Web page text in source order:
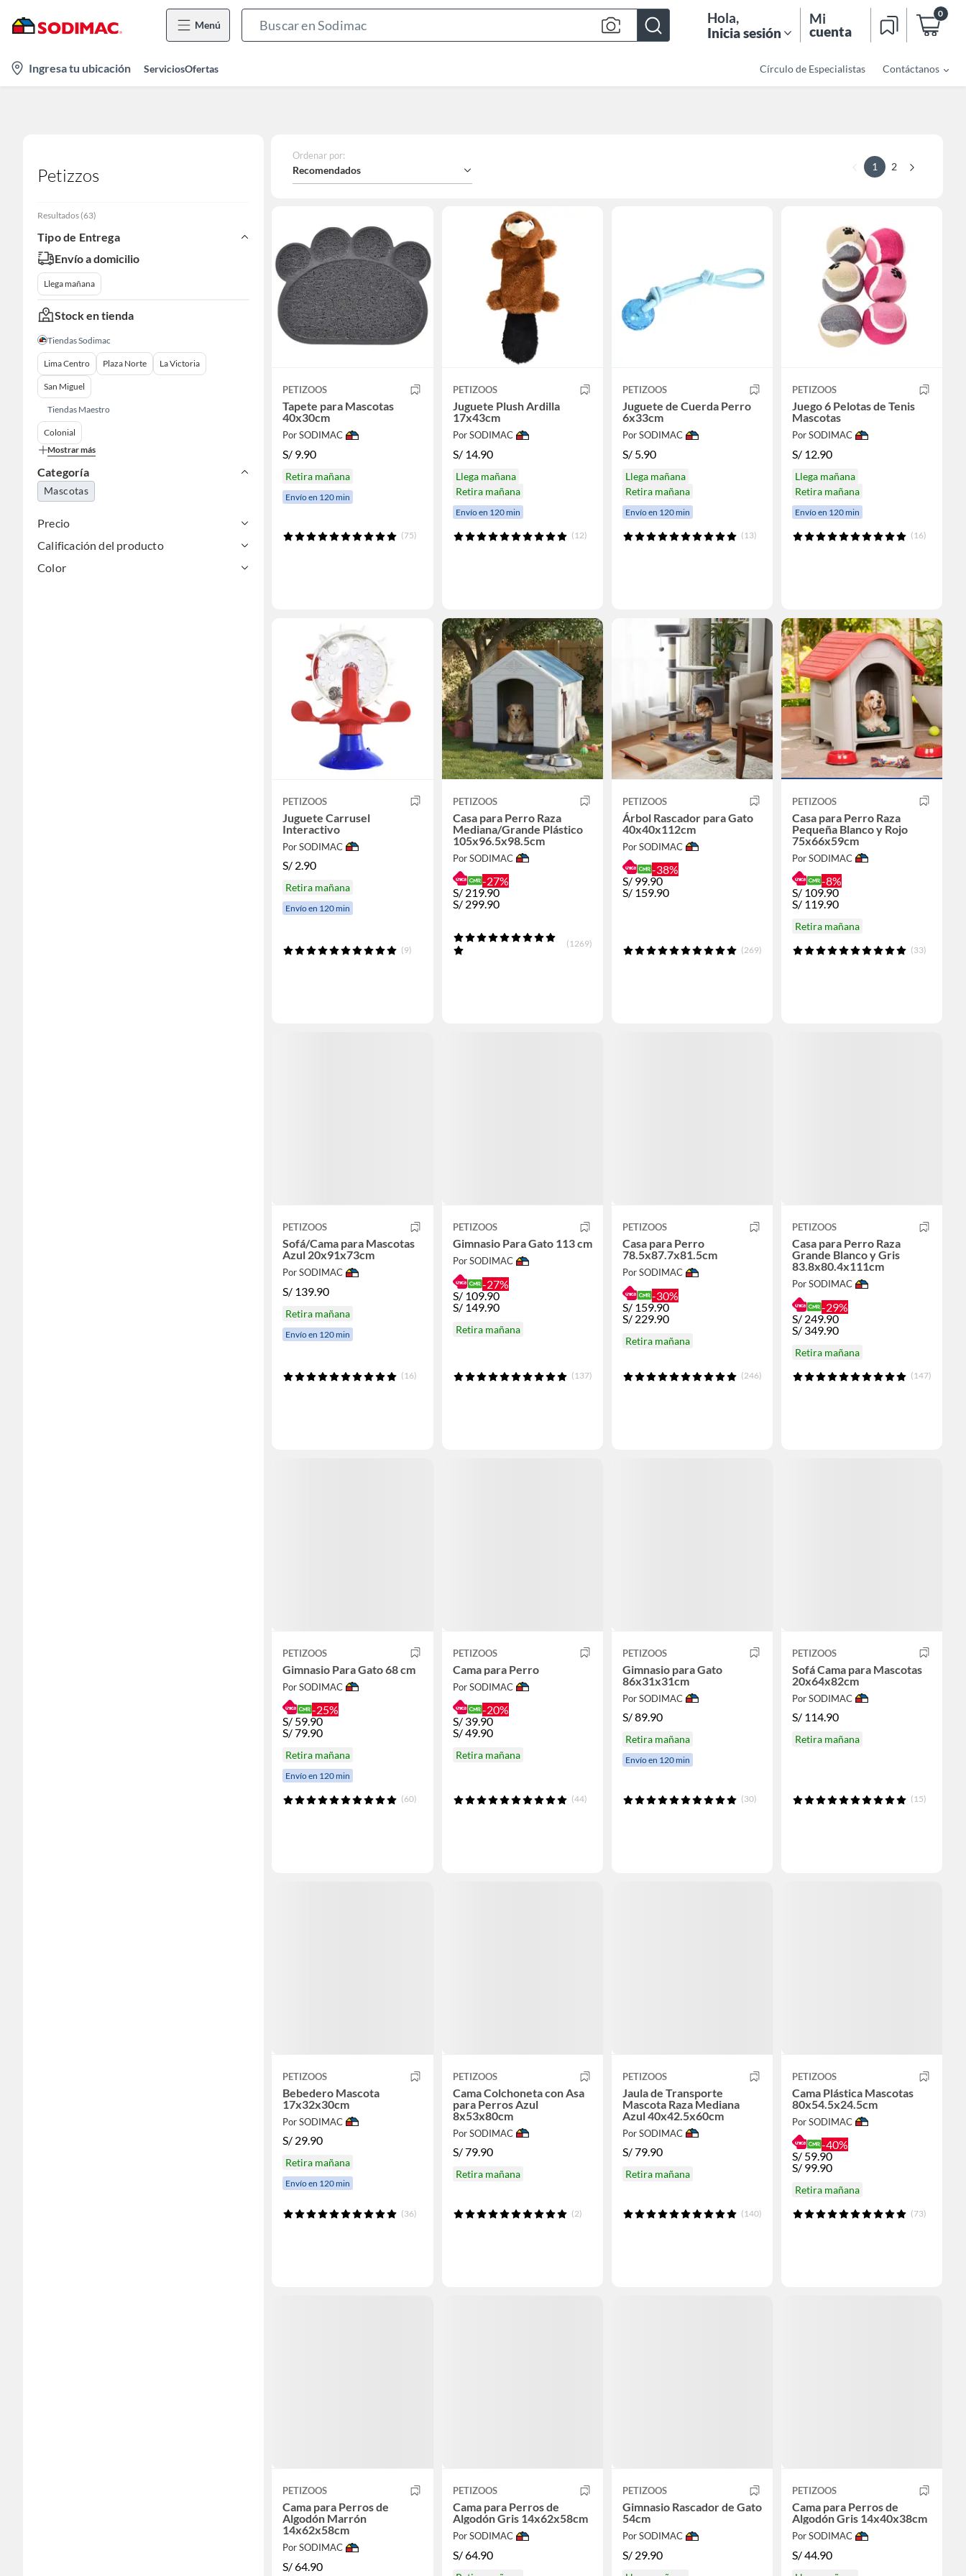
Menú
Bar
Hola,
Inicia sesión
Mi
cuenta
0
location-
icon
Ingresa tu ubicación ServiciosOfertas Círculo de Especialistas Contáctanos
Petizzos
Resultados (63)
Tipo de Entrega
Envío a domicilio
Llega mañana
Stock en tienda
Tiendas Sodimac
Lima Centro Plaza Norte La Victoria
San Miguel
Tiendas Maestro
Colonial
Mostrar más
Categoría
Mascotas
Precio
Calificación del producto
Color
Ordenar por:
Recomendados 1 2
PETIZOOS
Tapete para Mascotas
40x30cm
Por SODIMAC
S/ 9.90
Retira mañana
Envío en 120 min
(75)
PETIZOOS
Juguete Plush Ardilla
17x43cm
Por SODIMAC
S/ 14.90
Llega mañana
Retira mañana
Envío en 120 min
(12)
PETIZOOS
Juguete de Cuerda Perro
6x33cm
Por SODIMAC
S/ 5.90
Llega mañana
Retira mañana
Envío en 120 min
(13)
PETIZOOS
Juego 6 Pelotas de Tenis
Mascotas
Por SODIMAC
S/ 12.90
Llega mañana
Retira mañana
Envío en 120 min
(16)
PETIZOOS
Juguete Carrusel
Interactivo
Por SODIMAC
S/ 2.90
Retira mañana
Envío en 120 min
(9)
PETIZOOS
Casa para Perro Raza
Mediana/Grande Plástico
105x96.5x98.5cm
Por SODIMAC
-27%
S/ 219.90
S/ 299.90
(1269)
PETIZOOS
Árbol Rascador para Gato
40x40x112cm
Por SODIMAC
-38%
S/ 99.90
S/ 159.90
(269)
PETIZOOS
Casa para Perro Raza
Pequeña Blanco y Rojo
75x66x59cm
Por SODIMAC
-8%
S/ 109.90
S/ 119.90
Retira mañana
(33)
PETIZOOS
Sofá/Cama para Mascotas
Azul 20x91x73cm
Por SODIMAC
S/ 139.90
Retira mañana
Envío en 120 min
(16)
PETIZOOS
Gimnasio Para Gato 113 cm
Por SODIMAC
-27%
S/ 109.90
S/ 149.90
Retira mañana
(137)
PETIZOOS
Casa para Perro
78.5x87.7x81.5cm
Por SODIMAC
-30%
S/ 159.90
S/ 229.90
Retira mañana
(246)
PETIZOOS
Casa para Perro Raza
Grande Blanco y Gris
83.8x80.4x111cm
Por SODIMAC
-29%
S/ 249.90
S/ 349.90
Retira mañana
(147)
PETIZOOS
Gimnasio Para Gato 68 cm
Por SODIMAC
-25%
S/ 59.90
S/79.90
Retira mañana
Envío en 120 min
(60)
PETIZOOS
Cama para Perro
Por SODIMAC
-20%
S/ 39.90
S/49.90
Retira mañana
(44)
PETIZOOS
Gimnasio para Gato
86x31x31cm
Por SODIMAC
S/89.90
Retira mañana
Envío en 120 min
(30)
PETIZOOS
Sofá Cama para Mascotas
20x64x82cm
Por SODIMAC
S/ 114.90
Retira mañana
(15)
PETIZOOS
Bebedero Mascota
17x32x30cm
Por SODIMAC
S/ 29.90
Retira mañana
Envío en 120 min
(36)
PETIZOOS
Cama Colchoneta con Asa
para Perros Azul
8x53x80cm
Por SODIMAC
S/79.90
Retira mañana
(2)
PETIZOOS
Jaula de Transporte
Mascota Raza Mediana
Azul 40x42.5x60cm
Por SODIMAC
S/79.90
Retira mañana
(140)
PETIZOOS
Cama Plástica Mascotas
80x54.5x24.5cm
Por SODIMAC
-40%
S/ 59.90
S/ 99.90
Retira mañana
(73)
PETIZOOS
Cama para Perros de
Algodón Marrón
14x62x58cm
Por SODIMAC
S/64.90
PETIZOOS
Cama para Perros de
Algodón Gris 14x62x58cm
Por SODIMAC
S/64.90
PETIZOOS
Gimnasio Rascador de Gato
54cm
Por SODIMAC
S/ 29.90
PETIZOOS
Cama para Perros de
Algodón Gris 14x40x38cm
Por SODIMAC
S/44.90